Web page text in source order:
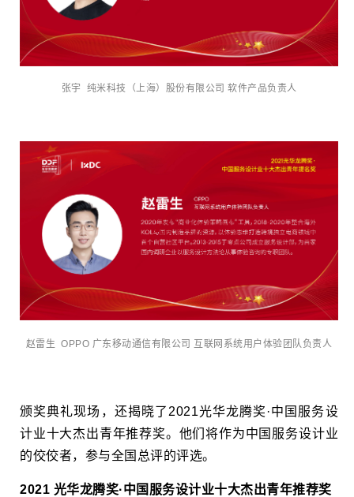
张宇 纯米科技（上海）股份有限公司 软件产品负责人
赵雷生 OPPO 广东移动通信有限公司 互联网系统用户体验团队负责人
颁奖典礼现场，还揭晓了2021光华龙腾奖·中国服务设
计业十大杰出青年推荐奖。他们将作为中国服务设计业
的佼佼者，参与全国总评的评选。
2021 光华龙腾奖·中国服务设计业十大杰出青年推荐奖